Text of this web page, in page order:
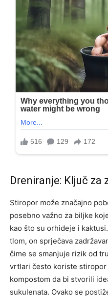
Dreniranje: Ključ za
Stiropor može značajno
posebno važno za biljke
kao što su orhideje i
tlom, on sprječava
čime se smanjuje rizik od
vrtlari često koriste
kompostom da bi stvorili
sukulenata. Ovako se